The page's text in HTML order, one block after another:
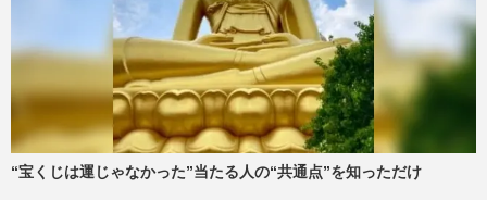
“宝くじは運じゃなかった”当たる人の“共通点”を知っただけ